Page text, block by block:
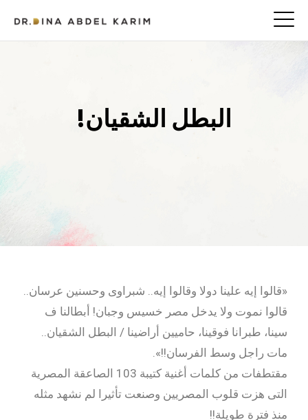
البطل الشقيان!
«قالوا إيه علينا دولا وقالوا إيه.. شبراوى وحسنين عرسان..
قالوا نموت ولا يدخل مصر خسيس وجبان! أبطالنا ف
سينا، طبرانا فوقينا، حاميين أراضينا / البطل الشقيان..
مات راجل وسط الفرسان!!».
مقتطفات من كلمات أغنية كتيبة 103 الصاعقة المصرية
التى هزت قلوب المصريين وصنعت تأثيرا لم نشهد مثله
منذ فترة طويلة!!